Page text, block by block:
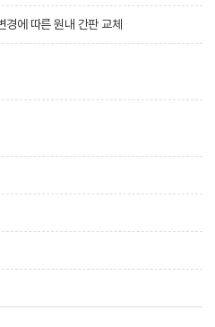
경에 따른 원내 간판 교체